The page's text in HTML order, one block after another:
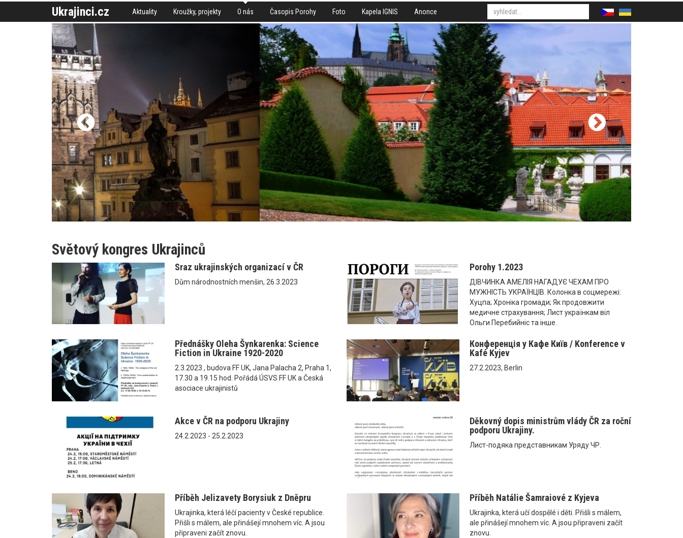
Ukrajinci.cz Aktuality Kroužky, projekty O nás Časopis Porohy Foto Kapela IGNIS Anonce
Světový kongres Ukrajinců
Sraz ukrajinských organizací v ČR
Dům národnostních menšin, 26.3.2023
Porohy 1.2023
ДІВЧИНКА АМЕЛІЯ НАГАДУЄ ЧЕХАМ ПРО
МУЖНІСТЬ УКРАЇНЦІВ. Колонка в соцмережі:
Хуцпа; Хроніка громади; Як продовжити
медичне страхування; Лист українкам віл
Ольги Перебийніс та інше.
Přednášky Oleha Šynkarenka: Science
Fiction in Ukraine 1920-2020
2.3.2023 , budova FF UK, Jana Palacha 2, Praha 1,
17.30 a 19.15 hod. Pořádá ÚSVS FF UK a Česká
asociace ukrajinistů
Конференція у Кафе Київ / Konference v
Kafé Kyjev
27.2.2023, Berlin
Akce v ČR na podporu Ukrajiny
24.2.2023 - 25.2.2023
Děkovný dopis ministrům vlády ČR za roční
podporu Ukrajiny.
Лист-подяка представникам Уряду ЧР.
Příběh Jelizavety Borysiuk z Dněpru
Ukrajinka, která léčí pacienty v České republice.
Přišli s málem, ale přinášejí mnohem víc. A jsou
připraveni začít znovu.
Příběh Natálie Šamraiové z Kyjeva
Ukrajinka, která učí dospělé i děti. Přišli s málem,
ale přinášejí mnohem víc. A jsou připraveni začít
znovu.